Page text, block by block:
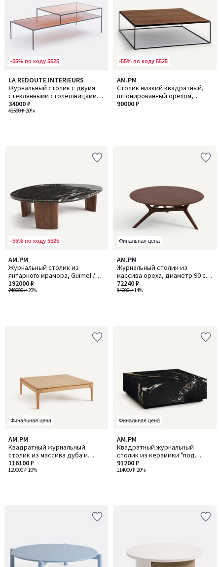
-55% по коду 5525
LA REDOUTE INTERIEURS
Журнальный столик с двумя
стеклянными столешницами
Erita's Glass / Эритас Гласс
42500 ₽-20%
34000 ₽
-55% по коду 5525
AM.PM
Столик низкий квадратный,
шпонированный орехом,
формат XL, Nolia / Нолиа
90000 ₽
-55% по коду 5525
AM.PM
Журнальный столик из
янтарного мрамора, Guimel /
Гимел
240000 ₽-20%
192000 ₽
Финальная цена
AM.PM
Журнальный столик из
массива ореха, диаметр 90 см,
MARICIELO / МАРИСИЕЛО
84000 ₽-14%
72240 ₽
Финальная цена
AM.PM
Квадратный журнальный
столик из массива дуба и
шпона, 2 выдвижных ящика,
SANARA / САНАРА
129000 ₽-10%
116100 ₽
Финальная цена
AM.PM
Квадратный журнальный
столик из керамики "под
мрамор", ALCANA / АЛКАНА
114000 ₽-20%
91200 ₽